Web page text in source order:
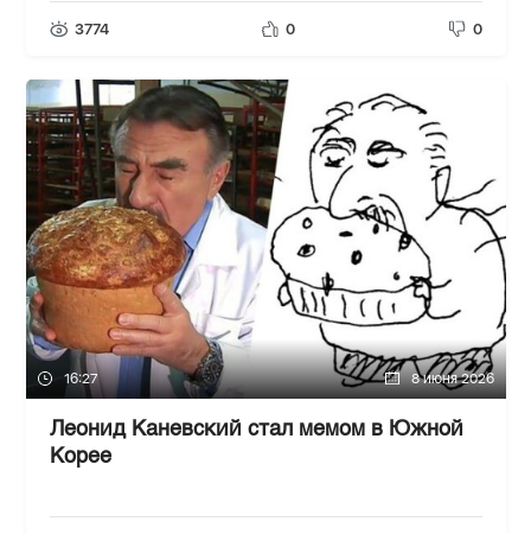
3774 0 0
16:27 8 июня 2026
Леонид Каневский стал мемом в Южной
Корее